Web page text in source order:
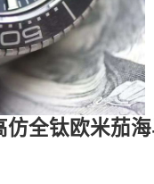
仿全钛欧米茄